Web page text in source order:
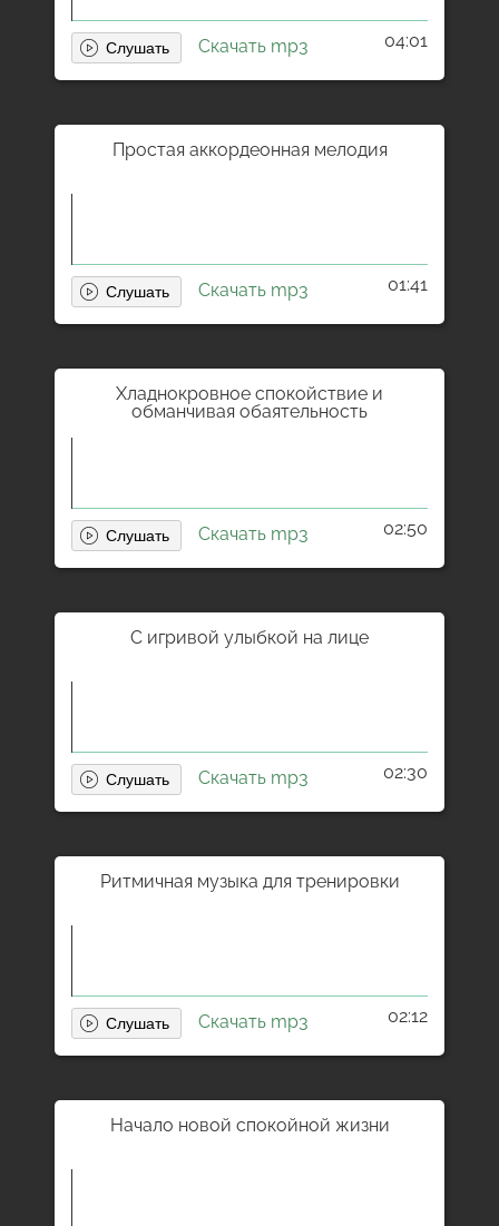
Скачать mp3 04:01
Простая аккордеонная мелодия
Скачать mp3 01:41
Хладнокровное спокойствие и
обманчивая обаятельность
Скачать mp3 02:50
С игривой улыбкой на лице
Скачать mp3 02:30
Ритмичная музыка для тренировки
Скачать mp3 02:12
Начало новой спокойной жизни